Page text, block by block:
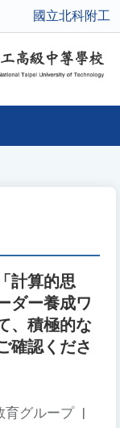
國立北科附工
計算的思
ダー養成ワ
、積極的な
確認くださ
育グループ |